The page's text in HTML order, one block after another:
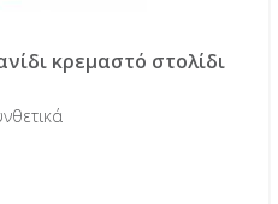
κρεμαστό στολίδι